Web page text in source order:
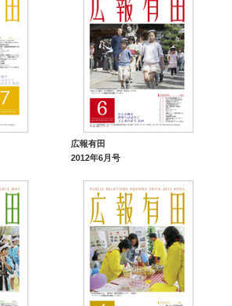
広報有田
2012年6月号